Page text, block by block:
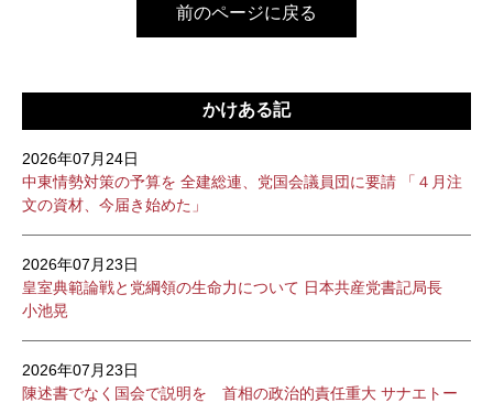
前のページに戻る
かけある記
2026年07月24日
中東情勢対策の予算を 全建総連、党国会議員団に要請 「４月注
文の資材、今届き始めた」
2026年07月23日
皇室典範論戦と党綱領の生命力について 日本共産党書記局長
小池晃
2026年07月23日
陳述書でなく国会で説明を 首相の政治的責任重大 サナエトー